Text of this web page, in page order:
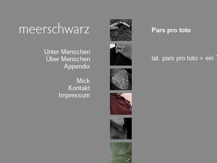
Unter Menschen
Über Menschen
Appendix
Mick
Kontakt
Impressum
Pars pro toto
lat. pars pro toto = ein